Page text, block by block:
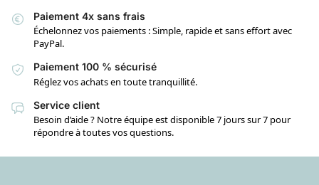
Paiement 4x sans frais
Échelonnez vos paiements : Simple, rapide et sans effort avec
PayPal.
Paiement 100 % sécurisé
Réglez vos achats en toute tranquillité.
Service client
Besoin d’aide ? Notre équipe est disponible 7 jours sur 7 pour
répondre à toutes vos questions.